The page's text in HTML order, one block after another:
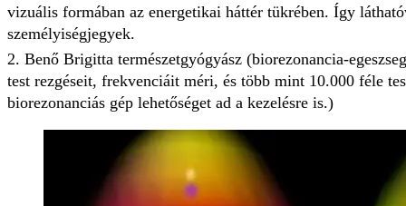
vizuális formában az energetikai háttér tükrében. Így
személyiségjegyek.
Benő Brigitta természetgyógyász (biorezonancia-
test rezgéseit, frekvenciáit méri, és több mint 10.000 féle
biorezonanciás gép lehetőséget ad a kezelésre is.)